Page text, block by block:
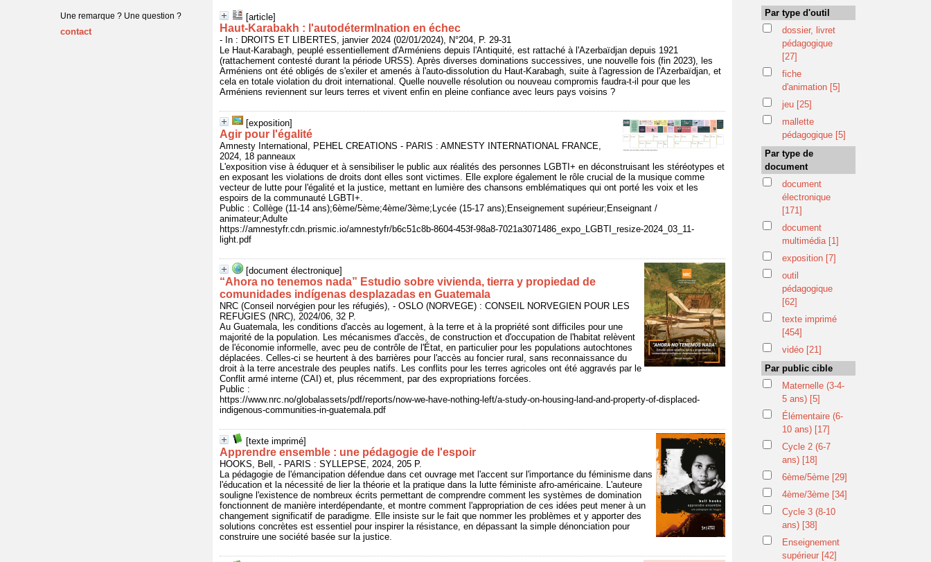
[article]
Haut-Karabakh : l'autodétermlnation en échec
- In : DROITS ET LIBERTES, janvier 2024 (02/01/2024), N°204, P. 29-31
Le Haut-Karabagh, peuplé essentiellement d'Arméniens depuis l'Antiquité, est rattaché à l'Azerbaïdjan depuis 1921
(rattachement contesté durant la période URSS). Après diverses dominations successives, une nouvelle fois (fin 2023), les
Arméniens ont été obligés de s'exiler et amenés à l'auto-dissolution du Haut-Karabagh, suite à l'agression de l'Azerbaïdjan, et
cela en totale violation du droit international. Quelle nouvelle résolution ou nouveau compromis faudra-t-il pour que les
Arméniens reviennent sur leurs terres et vivent enfin en pleine confiance avec leurs pays voisins ?
[exposition]
Agir pour l'égalité
Amnesty International, PEHEL CREATIONS - PARIS : AMNESTY INTERNATIONAL FRANCE,
2024, 18 panneaux
L'exposition vise à éduquer et à sensibiliser le public aux réalités des personnes LGBTI+ en déconstruisant les stéréotypes et
en exposant les violations de droits dont elles sont victimes. Elle explore également le rôle crucial de la musique comme
vecteur de lutte pour l'égalité et la justice, mettant en lumière des chansons emblématiques qui ont porté les voix et les
espoirs de la communauté LGBTI+.
Public : Collège (11-14 ans);6ème/5ème;4ème/3ème;Lycée (15-17 ans);Enseignement supérieur;Enseignant /
animateur;Adulte
https://amnestyfr.cdn.prismic.io/amnestyfr/b6c51c8b-8604-453f-98a8-7021a3071486_expo_LGBTI_resize-2024_03_11-
light.pdf
[document électronique]
“Ahora no tenemos nada” Estudio sobre vivienda, tierra y propiedad de
comunidades indígenas desplazadas en Guatemala
NRC (Conseil norvégien pour les réfugiés), - OSLO (NORVEGE) : CONSEIL NORVEGIEN POUR LES
REFUGIES (NRC), 2024/06, 32 P.
Au Guatemala, les conditions d'accès au logement, à la terre et à la propriété sont difficiles pour une
majorité de la population. Les mécanismes d'accès, de construction et d'occupation de l'habitat relèvent
de l'économie informelle, avec peu de contrôle de l'État, en particulier pour les populations autochtones
déplacées. Celles-ci se heurtent à des barrières pour l'accès au foncier rural, sans reconnaissance du
droit à la terre ancestrale des peuples natifs. Les conflits pour les terres agricoles ont été aggravés par le
Conflit armé interne (CAI) et, plus récemment, par des expropriations forcées.
Public :
https://www.nrc.no/globalassets/pdf/reports/now-we-have-nothing-left/a-study-on-housing-land-and-property-of-displaced-
indigenous-communities-in-guatemala.pdf
[texte imprimé]
Apprendre ensemble : une pédagogie de l'espoir
HOOKS, Bell, - PARIS : SYLLEPSE, 2024, 205 P.
La pédagogie de l'émancipation défendue dans cet ouvrage met l'accent sur l'importance du féminisme dans
l'éducation et la nécessité de lier la théorie et la pratique dans la lutte féministe afro-américaine. L'auteure
souligne l'existence de nombreux écrits permettant de comprendre comment les systèmes de domination
fonctionnent de manière interdépendante, et montre comment l'appropriation de ces idées peut mener à un
changement significatif de paradigme. Elle insiste sur le fait que nommer les problèmes et y apporter des
solutions concrètes est essentiel pour inspirer la résistance, en dépassant la simple dénonciation pour
construire une société basée sur la justice.
Une remarque ? Une question ?
contact
Par type d'outil
dossier, livret
pédagogique
[27]
fiche
d'animation [5]
jeu [25]
mallette
pédagogique [5]
Par type de
document
document
électronique
[171]
document
multimédia [1]
exposition [7]
outil
pédagogique
[62]
texte imprimé
[454]
vidéo [21]
Par public cible
Maternelle (3-4-
5 ans) [5]
Élémentaire (6-
10 ans) [17]
Cycle 2 (6-7
ans) [18]
6ème/5ème [29]
4ème/3ème [34]
Cycle 3 (8-10
ans) [38]
Enseignement
supérieur [42]